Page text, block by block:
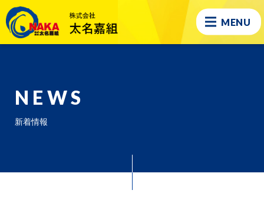
MENU
NEWS
新着情報